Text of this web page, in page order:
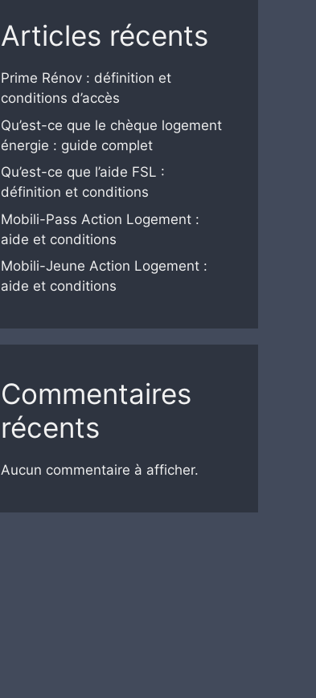
Articles récents
Prime Rénov : définition et
conditions d’accès
Qu’est-ce que le chèque logement
énergie : guide complet
Qu’est-ce que l’aide FSL :
définition et conditions
Mobili-Pass Action Logement :
aide et conditions
Mobili-Jeune Action Logement :
aide et conditions
Commentaires
récents
Aucun commentaire à afficher.